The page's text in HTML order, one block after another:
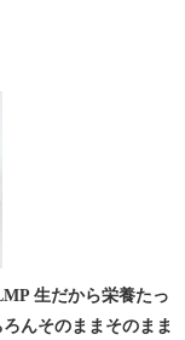
生だから栄養たっ
んそのままそのまま